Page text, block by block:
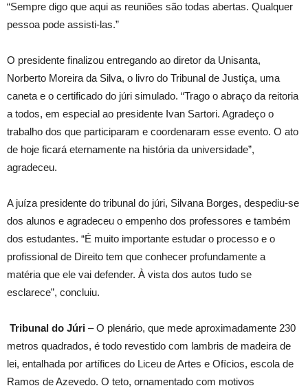
“Sempre digo que aqui as reuniões são todas abertas. Qualquer
pessoa pode assisti-las.”
O presidente finalizou entregando ao diretor da Unisanta,
Norberto Moreira da Silva, o livro do Tribunal de Justiça, uma
caneta e o certificado do júri simulado. “Trago o abraço da reitoria
a todos, em especial ao presidente Ivan Sartori. Agradeço o
trabalho dos que participaram e coordenaram esse evento. O ato
de hoje ficará eternamente na história da universidade”,
agradeceu.
A juíza presidente do tribunal do júri, Silvana Borges, despediu-se
dos alunos e agradeceu o empenho dos professores e também
dos estudantes. “É muito importante estudar o processo e o
profissional de Direito tem que conhecer profundamente a
matéria que ele vai defender. À vista dos autos tudo se
esclarece”, concluiu.
Tribunal do Júri – O plenário, que mede aproximadamente 230
metros quadrados, é todo revestido com lambris de madeira de
lei, entalhada por artífices do Liceu de Artes e Ofícios, escola de
Ramos de Azevedo. O teto, ornamentado com motivos